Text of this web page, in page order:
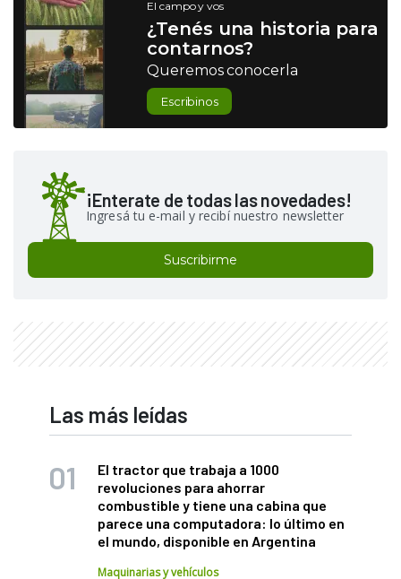
El campo y vos
¿Tenés una historia para
contarnos?
Queremos conocerla
Escribinos
¡Enterate de todas las novedades!
Ingresá tu e-mail y recibí nuestro newsletter
Suscribirme
Las más leídas
El tractor que trabaja a 1000
revoluciones para ahorrar
combustible y tiene una cabina que
parece una computadora: lo último en
el mundo, disponible en Argentina
Maquinarias y vehículos